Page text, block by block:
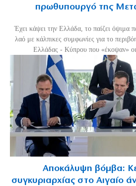
πρωθυπουργό της
Έχει κάψει την Ελλάδα, το παίζει όψιμα
λαό με κάλπικες συμφωνίες για το
Ελλάδας - Κύπρου που «έκοψαν» οι
Αποκάλυψη βόμβα:
συγκυριαρχίας στο Αιγαίο